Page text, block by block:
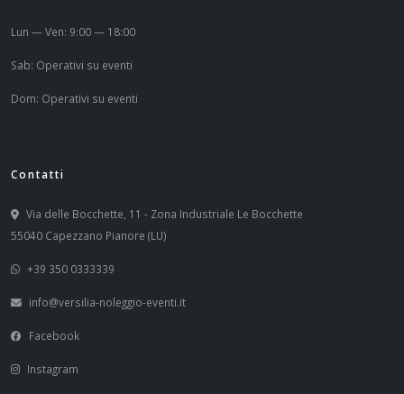
Lun — Ven: 9:00 — 18:00
Sab: Operativi su eventi
Dom: Operativi su eventi
Contatti
Via delle Bocchette, 11 - Zona Industriale Le Bocchette
55040 Capezzano Pianore (LU)
+39 350 0333339
info@versilia-noleggio-eventi.it
Facebook
Instagram